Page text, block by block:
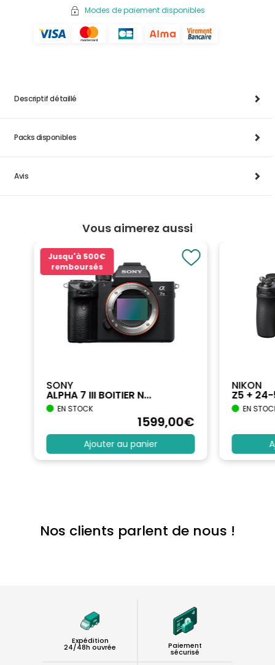
Modes de paiement disponibles
Descriptif détaillé
Packs disponibles
Avis
Vous aimerez aussi
Jusqu'à 500€
remboursés
SONY
ALPHA 7 III BOITIER N...
EN STOCK
1599,00€
Ajouter au panier
NIKON
Z5 +
EN
Nos clients parlent de nous !
Expédition
24/48h ouvrée Paiement
sécurisé